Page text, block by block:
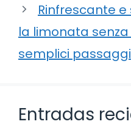
Rinfrescante
la limonata
semplici passaggi
Entradas